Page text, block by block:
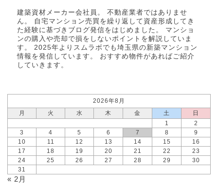
建築資材メーカー会社員。 不動産業者ではありませ
ん。 自宅マンション売買を繰り返して資産形成してき
た経験に基づきブログ発信をはじめました。 マンショ
ンの購入や売却で損をしないポイントを解説していま
す。 2025年より スムラボ でも埼玉県の新築マンション
情報を発信しています。 おすすめ物件があればご紹介
していきます。
2026年8月
月
火 水 木 金 土
日
1
2
3
4 5 6 7 8
9
10
11 12 13 14 15
16
17
18 19 20 21 22
23
24
25 26 27 28 29
30
31
« 2月